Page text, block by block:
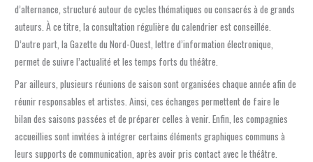
d’alternance, structuré autour de cycles thématiques ou consacrés à de grands
auteurs. À ce titre, la consultation régulière du calendrier est conseillée.
D’autre part, la Gazette du Nord-Ouest, lettre d’information électronique,
permet de suivre l’actualité et les temps forts du théâtre.
Par ailleurs, plusieurs réunions de saison sont organisées chaque année afin de
réunir responsables et artistes. Ainsi, ces échanges permettent de faire le
bilan des saisons passées et de préparer celles à venir. Enfin, les compagnies
accueillies sont invitées à intégrer certains éléments graphiques communs à
leurs supports de communication, après avoir pris contact avec le théâtre.